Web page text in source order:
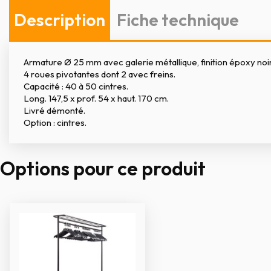
Description Fiche technique
Armature Ø 25 mm avec galerie métallique, finition époxy
4 roues pivotantes dont 2 avec freins.
Capacité : 40 à 50 cintres.
Long. 147,5 x prof. 54 x haut. 170 cm.
Livré démonté.
Option : cintres.
Options pour ce produit